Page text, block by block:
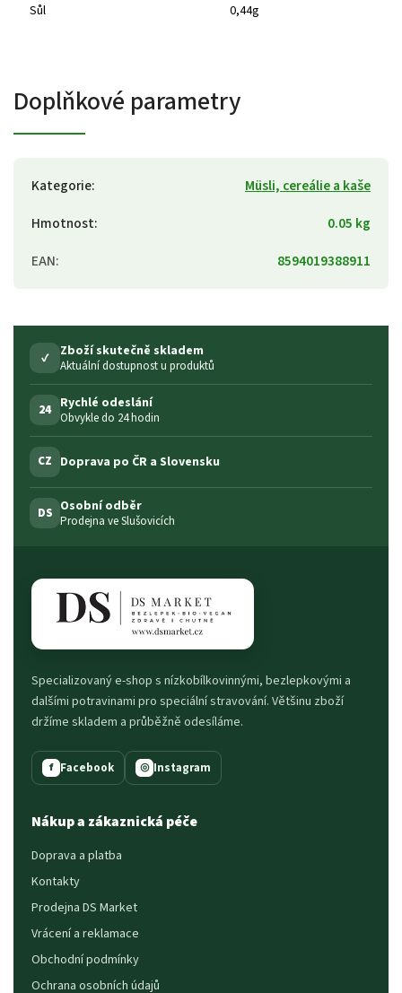
Sůl
0,44g
Doplňkové parametry
Kategorie:
Müsli, cereálie a kaše
Hmotnost:
0.05 kg
EAN: 8594019388911
✓ Zboží skutečně skladem
Aktuální dostupnost u produktů
24 Rychlé odeslání
Obvykle do 24 hodin
CZ Doprava po ČR a Slovensku
DS Osobní odběr
Prodejna ve Slušovicích
Specializovaný e-shop s nízkobílkovinnými, bezlepkovými a
dalšími potravinami pro speciální stravování. Většinu zboží
držíme skladem a průběžně odesíláme.
f Facebook ◎ Instagram
Nákup a zákaznická péče
Doprava a platba
Kontakty
Prodejna DS Market
Vrácení a reklamace
Obchodní podmínky
Ochrana osobních údajů